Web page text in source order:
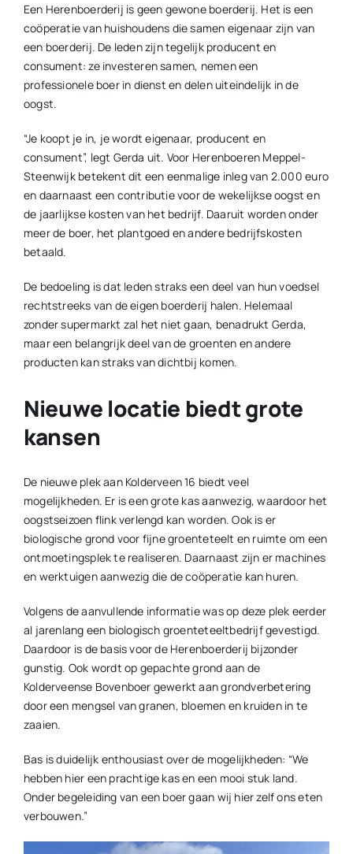
Een Herenboerderij is geen gewone boerderij. Het is een
coöperatie van huishoudens die samen eigenaar zijn van
een boerderij. De leden zijn tegelijk producent en
consument: ze investeren samen, nemen een
professionele boer in dienst en delen uiteindelijk in de
oogst.
“Je koopt je in, je wordt eigenaar, producent en
consument”, legt Gerda uit. Voor Herenboeren Meppel-
Steenwijk betekent dit een eenmalige inleg van 2.000 euro
en daarnaast een contributie voor de wekelijkse oogst en
de jaarlijkse kosten van het bedrijf. Daaruit worden onder
meer de boer, het plantgoed en andere bedrijfskosten
betaald.
De bedoeling is dat leden straks een deel van hun voedsel
rechtstreeks van de eigen boerderij halen. Helemaal
zonder supermarkt zal het niet gaan, benadrukt Gerda,
maar een belangrijk deel van de groenten en andere
producten kan straks van dichtbij komen.
Nieuwe locatie biedt grote
kansen
De nieuwe plek aan Kolderveen 16 biedt veel
mogelijkheden. Er is een grote kas aanwezig, waardoor het
oogstseizoen flink verlengd kan worden. Ook is er
biologische grond voor fijne groenteteelt en ruimte om een
ontmoetingsplek te realiseren. Daarnaast zijn er machines
en werktuigen aanwezig die de coöperatie kan huren.
Volgens de aanvullende informatie was op deze plek eerder
al jarenlang een biologisch groenteteeltbedrijf gevestigd.
Daardoor is de basis voor de Herenboerderij bijzonder
gunstig. Ook wordt op gepachte grond aan de
Kolderveense Bovenboer gewerkt aan grondverbetering
door een mengsel van granen, bloemen en kruiden in te
zaaien.
Bas is duidelijk enthousiast over de mogelijkheden: “We
hebben hier een prachtige kas en een mooi stuk land.
Onder begeleiding van een boer gaan wij hier zelf ons eten
verbouwen.”